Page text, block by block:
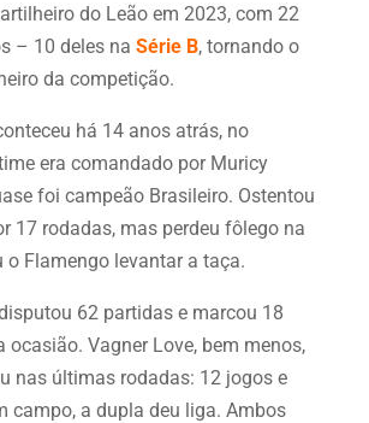
do Leão em 2023, com 22
– 10 deles na Série B, tornando o
da competição.
há 14 anos atrás, no
era comandado por Muricy
foi campeão Brasileiro. Ostentou
17 rodadas, mas perdeu fôlego na
o Flamengo levantar a taça.
62 partidas e marcou 18
ocasião. Vagner Love, bem menos,
nas últimas rodadas: 12 jogos e
campo, a dupla deu liga. Ambos